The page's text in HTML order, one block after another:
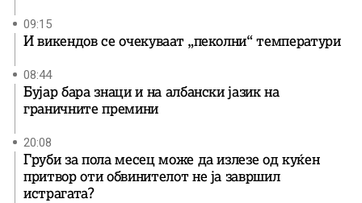
09:15
И викендов се очекуваат „пеколни“ температури
08:44
Бујар бара знаци и на албански јазик на
граничните премини
20:08
Груби за пола месец може да излезе од куќен
притвор оти обвинителот не ја завршил
истрагата?